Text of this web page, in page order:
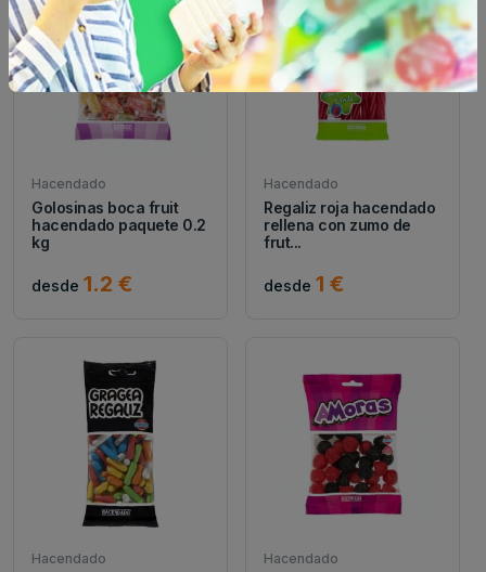
Hacendado
Golosinas boca fruit
hacendado paquete 0.2
kg
desde 1.2 €
Hacendado
Regaliz roja hacendado
rellena con zumo de
frut...
desde 1 €
Hacendado Hacendado